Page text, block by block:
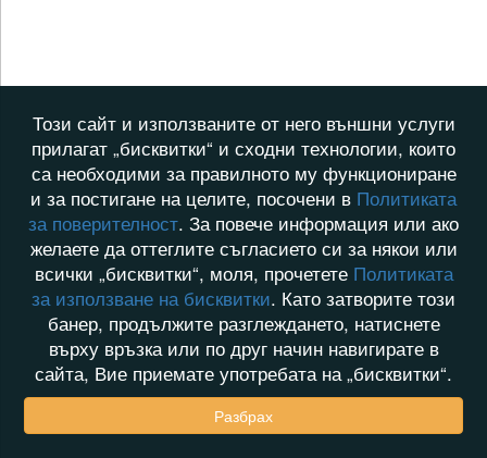
Този сайт и използваните от него външни услуги
прилагат „бисквитки“ и сходни технологии, които
са необходими за правилното му функциониране
и за постигане на целите, посочени в Политиката
за поверителност. За повече информация или ако
желаете да оттеглите съгласието си за някои или
всички „бисквитки“, моля, прочетете Политиката
за използване на бисквитки. Като затворите този
банер, продължите разглеждането, натиснете
върху връзка или по друг начин навигирате в
сайта, Вие приемате употребата на „бисквитки“.
Разбрах